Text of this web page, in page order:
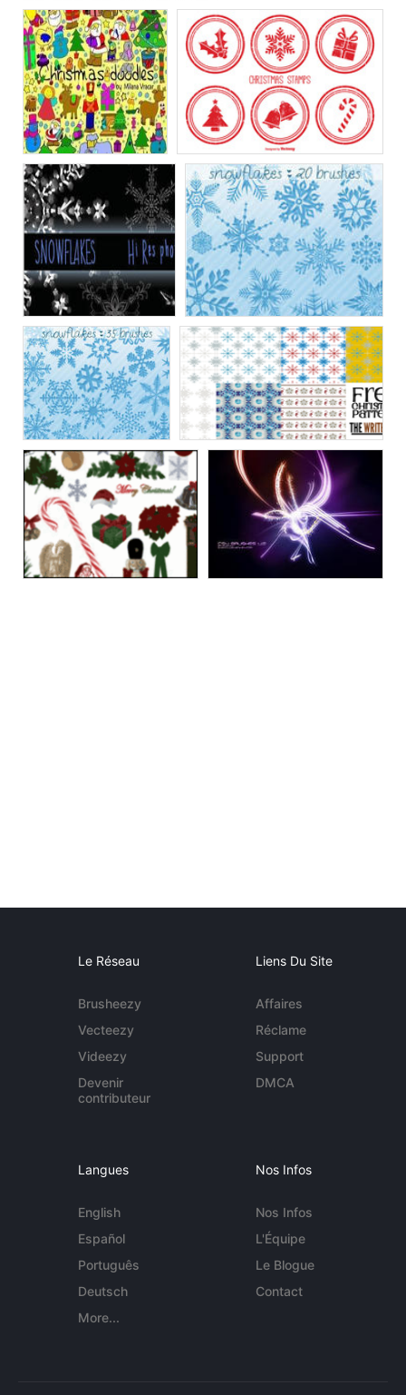
Le Réseau
Brusheezy
Vecteezy
Videezy
Devenir
contributeur
Liens Du Site
Affaires
Réclame
Support
DMCA
Langues
English
Español
Português
Deutsch
More...
Nos Infos
Nos Infos
L'Équipe
Le Blogue
Contact